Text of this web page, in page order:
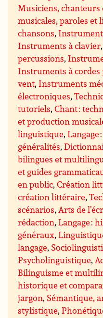
Musiciens, chanteurs
musicales, paroles et
chansons,
Instruments à clavier,
percussions,
Instruments à cordes
vent, Instruments
électroniques,
tutoriels,Chant :
et production
linguistique,Langage
généralités,
bilingues et
et guides
en public,Création
création littéraire,
scénarios,Arts de
rédaction,Langage :
généraux,
langage,
Psycholinguistique,
Bilinguisme et
historique et
jargon, Sémantique,
stylistique,